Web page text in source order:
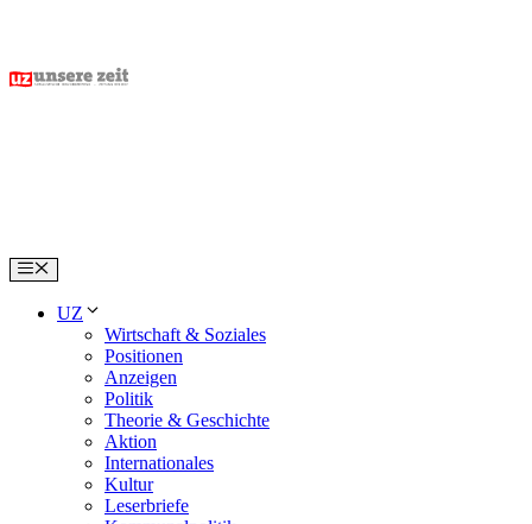
content
Menu
UZ
Wirtschaft & Soziales
Positionen
Anzeigen
Politik
Theorie & Geschichte
Aktion
Internationales
Kultur
Leserbriefe